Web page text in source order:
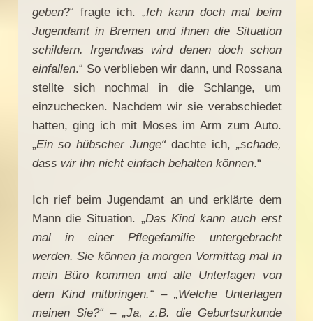
geben?“ fragte ich. „Ich kann doch mal beim
Jugendamt in Bremen und ihnen die Situation
schildern. Irgendwas wird denen doch schon
einfallen.“ So verblieben wir dann, und Rossana
stellte sich nochmal in die Schlange, um
einzuchecken. Nachdem wir sie verabschiedet
hatten, ging ich mit Moses im Arm zum Auto.
„Ein so hübscher Junge“ dachte ich, „schade,
dass wir ihn nicht einfach behalten können.“
Ich rief beim Jugendamt an und erklärte dem
Mann die Situation. „Das Kind kann auch erst
mal in einer Pflegefamilie untergebracht
werden. Sie können ja morgen Vormittag mal in
mein Büro kommen und alle Unterlagen von
dem Kind mitbringen.“ – „Welche Unterlagen
meinen Sie?“ – „Ja, z.B. die Geburtsurkunde